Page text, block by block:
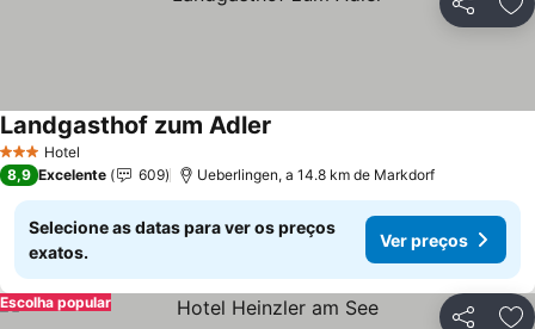
Partilhar
3 EstrelasHotel
Landgasthof zum Adler
8,9 Excelente 609 Ueberlingen, a 14.8 km de Markdorf
Selecione as datas para ver os preços
exatos.
Ver preços
Escolha popular